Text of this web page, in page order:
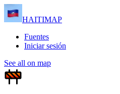
HAITIMAP
Fuentes
Iniciar sesión
See all on map